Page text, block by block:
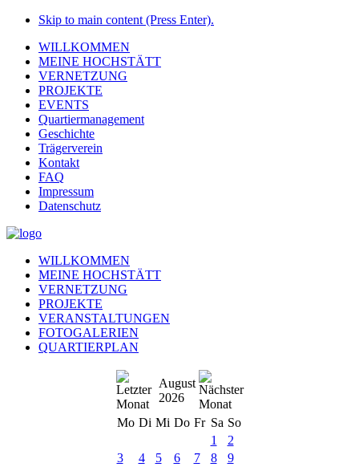
Skip to main content (Press Enter).
WILLKOMMEN
MEINE HOCHSTÄTT
VERNETZUNG
PROJEKTE
EVENTS
Quartiermanagement
Geschichte
Trägerverein
Kontakt
FAQ
Impressum
Datenschutz
WILLKOMMEN
MEINE HOCHSTÄTT
VERNETZUNG
PROJEKTE
VERANSTALTUNGEN
FOTOGALERIEN
QUARTIERPLAN
August
2026
Mo Di Mi Do Fr Sa So
1
2
3
4 5 6 7 8
9